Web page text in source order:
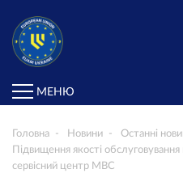
МЕНЮ
Головна Новини
Останні
Підвищення якості обслуговування
сервісний центр МВС